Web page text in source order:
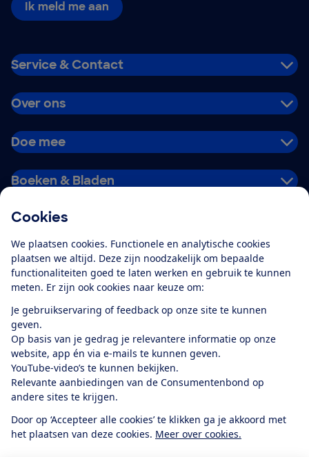
Cookies
We plaatsen cookies. Functionele en analytische cookies
plaatsen we altijd. Deze zijn noodzakelijk om bepaalde
functionaliteiten goed te laten werken en gebruik te kunnen
meten. Er zijn ook cookies naar keuze om:
Je gebruikservaring of feedback op onze site te kunnen
geven.
Op basis van je gedrag je relevantere informatie op onze
website, app én via e-mails te kunnen geven.
YouTube-video’s te kunnen bekijken.
Relevante aanbiedingen van de Consumentenbond op
andere sites te krijgen.
Door op ‘Accepteer alle cookies’ te klikken ga je akkoord met
het plaatsen van deze cookies. Meer over cookies.
Ik meld me aan
Service & Contact
Over ons
Doe mee
Boeken & Bladen
Alles over de
app
Algemene Voorwaarden
Privacyverklaring
Cookiebeleid
Privacyvoorkeuren
Toegankelijkheid
RSS-feed nieuws
FacebookTwitterInstagram
YoutubeLinkedIn
12.901consumentenbeoordelen de Consumentenbondmet gemiddeld